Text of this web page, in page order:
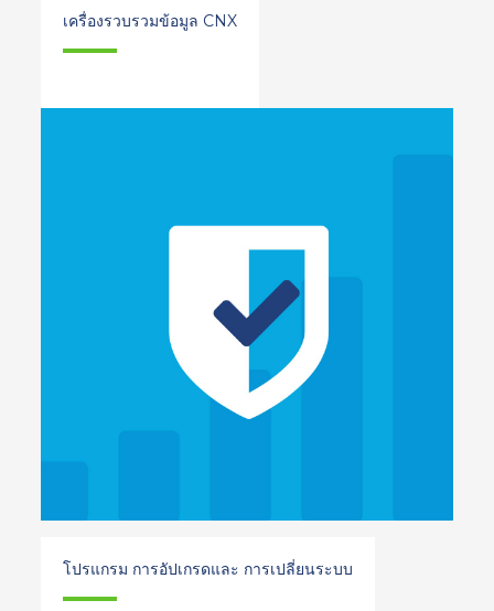
เครื่องรวบรวมข้อมูล CNX
โปรแกรม การอัปเกรดและ การเปลี่ยนระบบ